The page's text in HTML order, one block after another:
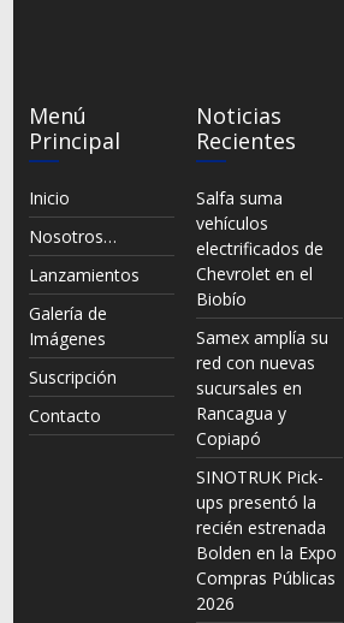
Menú
Principal
Inicio
Nosotros…
Lanzamientos
Galería de
Imágenes
Suscripción
Contacto
Noticias
Recientes
Salfa suma
vehículos
electrificados de
Chevrolet en el
Biobío
Samex amplía su
red con nuevas
sucursales en
Rancagua y
Copiapó
SINOTRUK Pick-
ups presentó la
recién estrenada
Bolden en la Expo
Compras Públicas
2026